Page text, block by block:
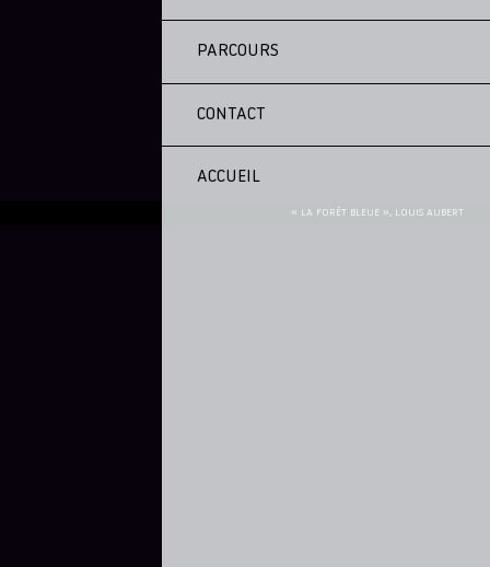
PARCOURS
CONTACT
ACCUEIL
« LA FORÊT BLEUE », LOUIS AUBERT